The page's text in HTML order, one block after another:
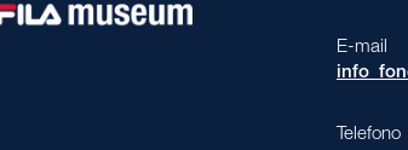
E-mail
Telefono